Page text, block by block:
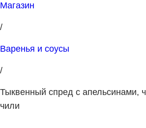
Магазин
/
Варенья и соусы
/
Тыквенный спред с апельсинами,
чили